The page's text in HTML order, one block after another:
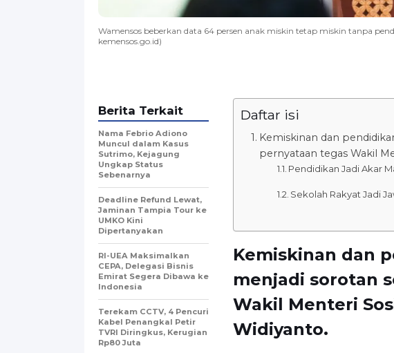
Wamensos beberkan data 64 persen anak miskin tetap miskin tanpa
kemensos.go.id)
Daftar isi
Kemiskinan dan
pernyataan tegas Wakil
Pendidikan Jadi Akar
Sekolah Rakyat Jadi
Kemiskinan dan
menjadi sorotan
Wakil Menteri
Widiyanto.
Berita Terkait
Nama Febrio Adiono
Muncul dalam Kasus
Sutrimo, Kejagung
Ungkap Status
Sebenarnya
Deadline Refund Lewat,
Jaminan Tampia Tour ke
UMKO Kini
Dipertanyakan
RI-UEA Maksimalkan
CEPA, Delegasi Bisnis
Emirat Segera Dibawa ke
Indonesia
Terekam CCTV, 4 Pencuri
Kabel Penangkal Petir
TVRI Diringkus, Kerugian
Rp80 Juta